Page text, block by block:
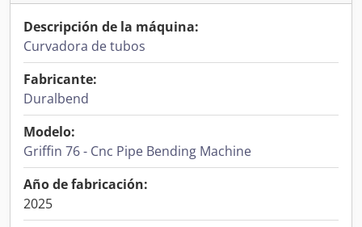
Descripción de la máquina:
Curvadora de tubos
Fabricante:
Duralbend
Modelo:
Griffin 76 - Cnc Pipe Bending Machine
Año de fabricación:
2025